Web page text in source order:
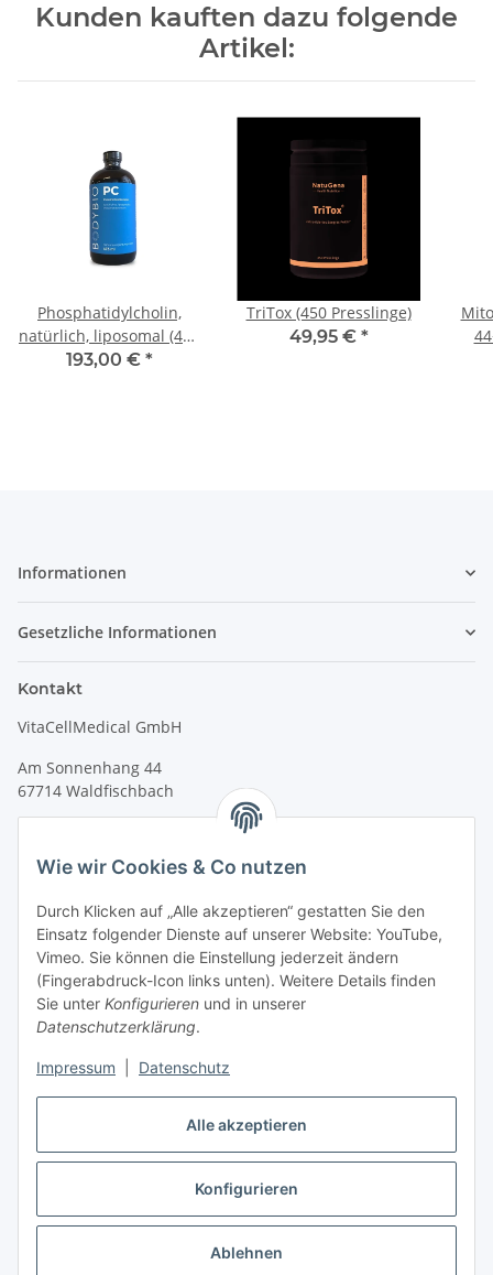
Alle akzeptieren
Konfigurieren
Ablehnen
Wie wir Cookies & Co nutzen
Durch Klicken auf „Alle akzeptieren“ gestatten Sie den
Einsatz folgender Dienste auf unserer Website: YouTube,
Vimeo. Sie können die Einstellung jederzeit ändern
(Fingerabdruck-Icon links unten). Weitere Details finden
Sie unter Konfigurieren und in unserer
Datenschutzerklärung.
Impressum Datenschutz
Kunden kauften dazu folgende
Artikel:
Phosphatidylcholin,
natürlich, liposomal (473
ml)
193,00 € *
TriTox (450 Presslinge)
49,95 € *
Informationen
Gesetzliche Informationen
Kontakt
VitaCellMedical GmbH
Am Sonnenhang 44
67714 Waldfischbach
Fax+49 6333 99090 33
info@vitacellmedical.com
Erreichbarkeit
Mo – Fr 08:00 Uhr – 17:00 Uhr
Außerhalb dieser Zeit unter
info@vitacellmedical.com
Sie möchten, dass wir Sie besuchen?
Ihre Terminvorschläge >>>
Vertrag widerrufen
Vertrag widerrufen
* Alle Preise inkl. gesetzlicher USt., zzgl.Versand